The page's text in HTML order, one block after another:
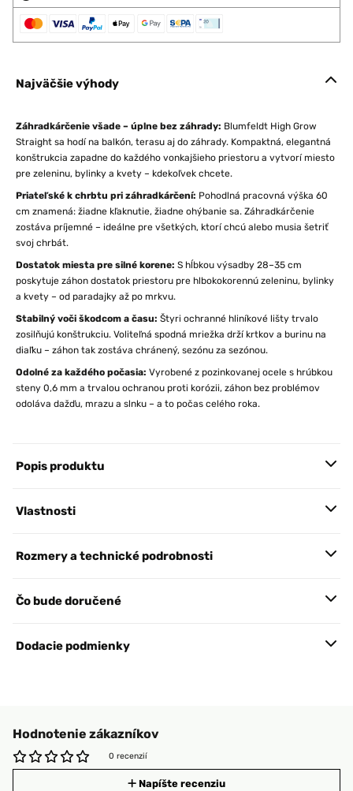
Najväčšie výhody
Záhradkárčenie všade – úplne bez záhrady: Blumfeldt High Grow
Straight sa hodí na balkón, terasu aj do záhrady. Kompaktná, elegantná
konštrukcia zapadne do každého vonkajšieho priestoru a vytvorí miesto
pre zeleninu, bylinky a kvety – kdekoľvek chcete.
Priateľské k chrbtu pri záhradkárčení: Pohodlná pracovná výška 60
cm znamená: žiadne kľaknutie, žiadne ohýbanie sa. Záhradkárčenie
zostáva príjemné – ideálne pre všetkých, ktorí chcú alebo musia šetriť
svoj chrbát.
Dostatok miesta pre silné korene: S hĺbkou výsadby 28–35 cm
poskytuje záhon dostatok priestoru pre hlbokokorennú zeleninu, bylinky
a kvety – od paradajky až po mrkvu.
Stabilný voči škodcom a času: Štyri ochranné hliníkové lišty trvalo
zosilňujú konštrukciu. Voliteľná spodná mriežka drží krtkov a burinu na
diaľku – záhon tak zostáva chránený, sezónu za sezónou.
Odolné za každého počasia: Vyrobené z pozinkovanej ocele s hrúbkou
steny 0,6 mm a trvalou ochranou proti korózii, záhon bez problémov
odoláva dažďu, mrazu a slnku – a to počas celého roka.
Popis produktu
Vlastnosti
Rozmery a technické podrobnosti
Čo bude doručené
Dodacie podmienky
Hodnotenie zákazníkov
0 recenzií
Napíšte recenziu